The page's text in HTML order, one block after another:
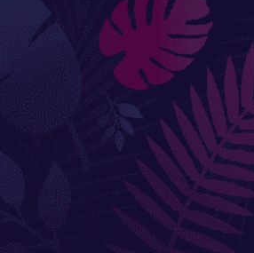
BACS ET JARDINIÈRES
Jarres / Vases
Potager
Pots / Bacs
Pots XXL
CÔTÉ EAU